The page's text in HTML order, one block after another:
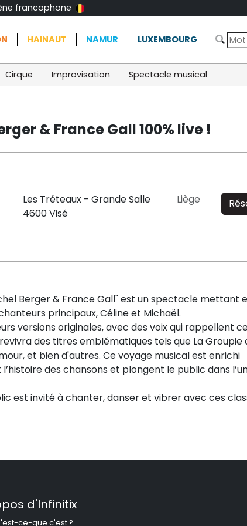
francophone
HAINAUT NAMUR LUXEMBOURG
Cirque Improvisation Spectacle musical
& France Gall 100% live !
Les Tréteaux - Grande Salle
4600 Visé
Liège
Berger & France Gall" est un spectacle mettant
principaux, Céline et Michaël.
versions originales, avec des voix qui rappellent
des titres emblématiques tels que La Groupie
et bien d'autres. Ce voyage musical est enrichi
des chansons et plongent le public dans
est invité à chanter, danser et vibrer avec ces
d'Infinitix
ce-que c'est ?